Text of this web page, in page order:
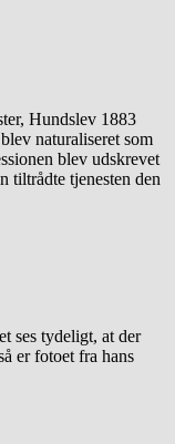
Hundslev 1883
naturaliseret som
blev udskrevet
tiltrådte tjenesten den
ses tydeligt, at der
er fotoet fra hans